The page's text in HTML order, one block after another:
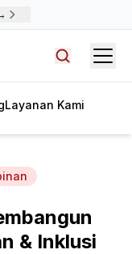
Layanan Kami
& Inklusi